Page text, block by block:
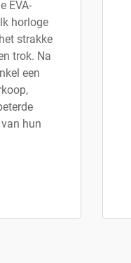
EVA-
horloge
strakke
trok. Na
een
hun